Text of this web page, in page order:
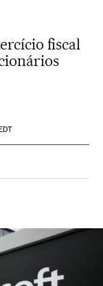
fiscal